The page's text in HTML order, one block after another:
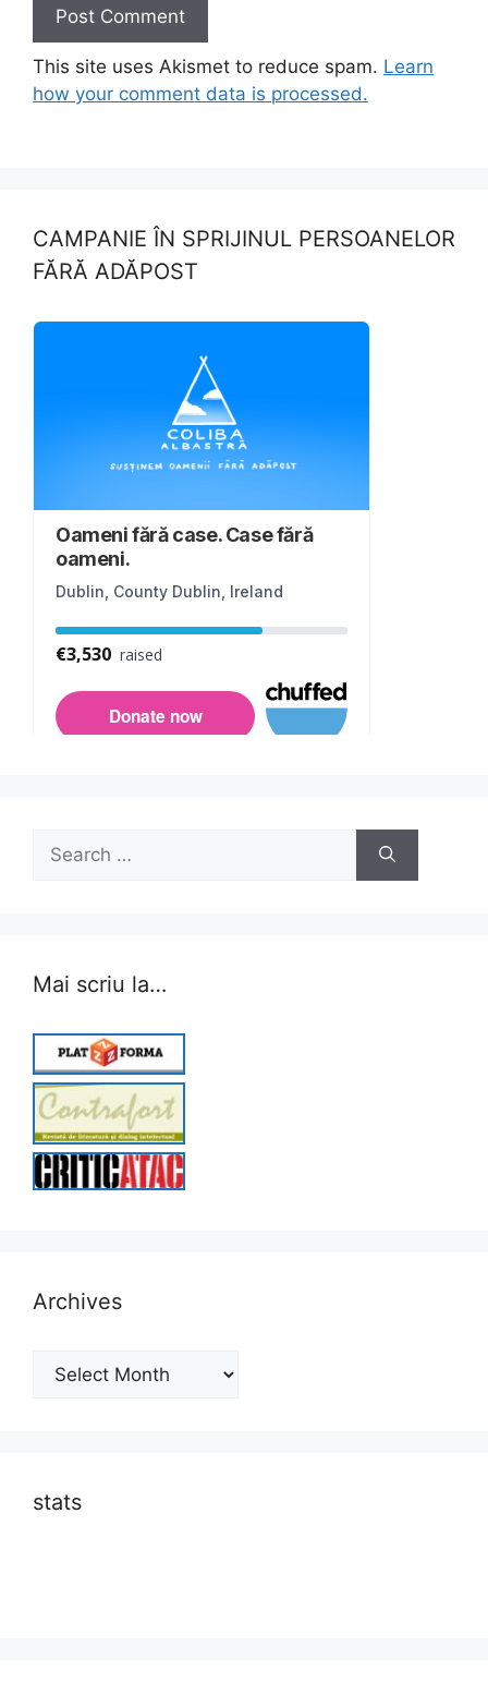
This site uses Akismet to reduce spam. Learn
how your comment data is processed.
CAMPANIE ÎN SPRIJINUL PERSOANELOR
FĂRĂ ADĂPOST
Search
for:
Mai scriu la…
Archives
Archives
stats